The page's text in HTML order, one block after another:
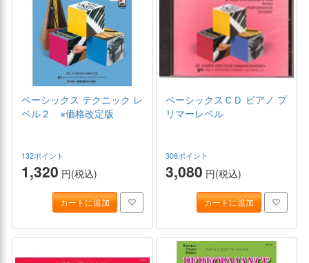
ベーシックス テクニック レ
ベル２ ※価格改定版
132ポイント
1,320 円(税込)
カートに追加
ベーシックスＣＤ ピアノ プ
リマーレベル
308ポイント
3,080 円(税込)
カートに追加